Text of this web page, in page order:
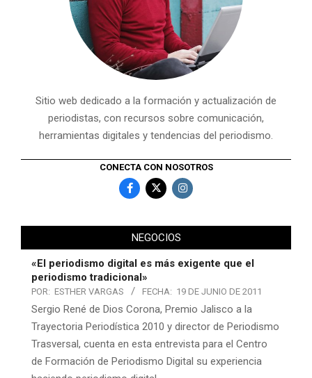
Sitio web dedicado a la formación y actualización de
periodistas, con recursos sobre comunicación,
herramientas digitales y tendencias del periodismo.
CONECTA CON NOSOTROS
NEGOCIOS
«El periodismo digital es más exigente que el
periodismo tradicional»
POR: ESTHER VARGAS FECHA: 19 DE JUNIO DE 2011
Sergio René de Dios Corona, Premio Jalisco a la
Trayectoria Periodística 2010 y director de Periodismo
Trasversal, cuenta en esta entrevista para el Centro
de Formación de Periodismo Digital su experiencia